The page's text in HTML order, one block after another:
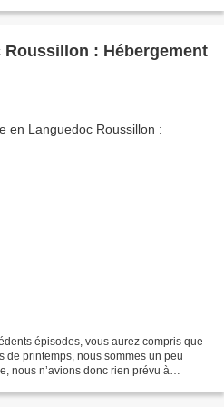
Roussillon : Hébergement
épisodes, vous aurez compris que
de printemps, nous sommes un peu
nous n’avions donc rien prévu à